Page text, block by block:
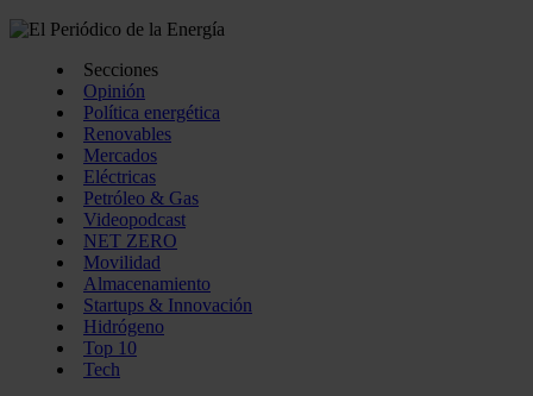
Secciones
Opinión
Política energética
Renovables
Mercados
Eléctricas
Petróleo & Gas
Videopodcast
NET ZERO
Movilidad
Almacenamiento
Startups & Innovación
Hidrógeno
Top 10
Tech